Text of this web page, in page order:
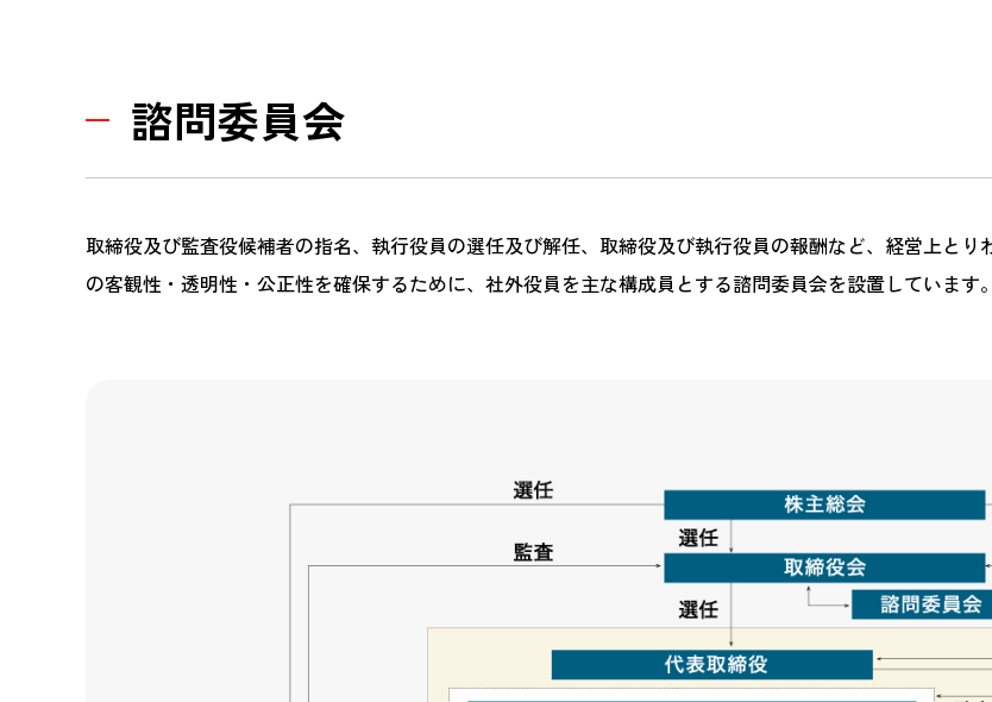
諮問委員会
取締役及び監査役候補者の指名、執行役員の選任及び解任、取締役及び執行役員の報酬など、経営上と
の客観性・透明性・公正性を確保するために、社外役員を主な構成員とする諮問委員会を設置しています。